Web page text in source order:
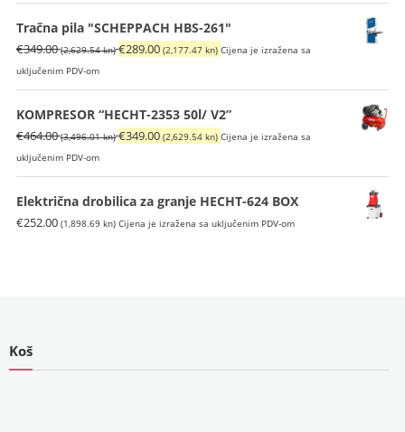
je:
€425.00
kn).
€379.00
(2,855.58
Tračna pila "SCHEPPACH HBS-261"
€349.00 (2,629.54 kn)Izvorna
bila
je:
€349.00
kn).
€289.00 (2,177.47 kn) Trenutna
je:
€289.00
(2,177.47
Cijena je izražena sa
uključenim PDV-om
KOMPRESOR “HECHT-2353 50l/ V2”
€464.00 (3,496.01 kn)Izvorna
bila
je:
€464.00
€349.00 (2,629.54 kn) Trenutna
je:
€349.00
(2,629.54
Cijena je izražena sa
uključenim PDV-om
Električna drobilica za granje HECHT-624 BOX
€252.00 (1,898.69 kn) Cijena je izražena sa uključenim PDV-om
Koš